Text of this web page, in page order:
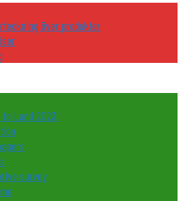
över produkter
to Lund 2023!
survey